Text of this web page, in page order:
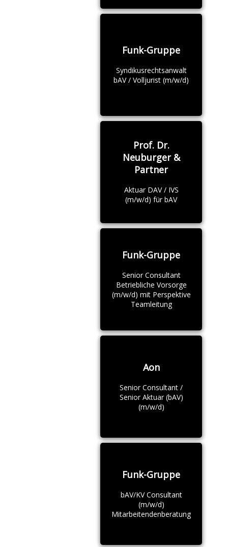
Funk-Gruppe
Syndikusrechtsanwalt
bAV / Volljurist (m/w/d)
Prof. Dr.
Neuburger &
Partner
Aktuar DAV / IVS
(m/w/d) für bAV
Funk-Gruppe
Senior Consultant
Betriebliche Vorsorge
(m/w/d) mit Perspektive
Teamleitung
Aon
Senior Consultant /
Senior Aktuar (bAV)
(m/w/d)
Funk-Gruppe
bAV/KV Consultant
(m/w/d)
Mitarbeitendenberatung